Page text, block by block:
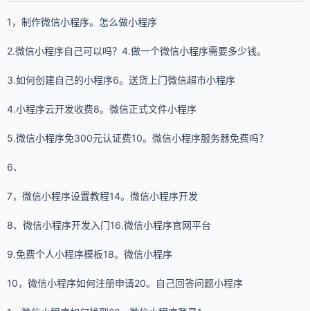
1，制作微信小程序。怎么做小程序
2.微信小程序自己可以吗？4.做一个微信小程序需要多少钱。
3.如何创建自己的小程序6。送货上门微信超市小程序
4.小程序云开发收费8。微信正式文件小程序
5.微信小程序免300元认证费10。微信小程序服务器免费吗？
6、
7，微信小程序设置教程14。微信小程序开发
8、微信小程序开发入门16.微信小程序官网平台
9.免费个人小程序模板18。微信小程序
10，微信小程序如何注册申请20。自己回答问题小程序